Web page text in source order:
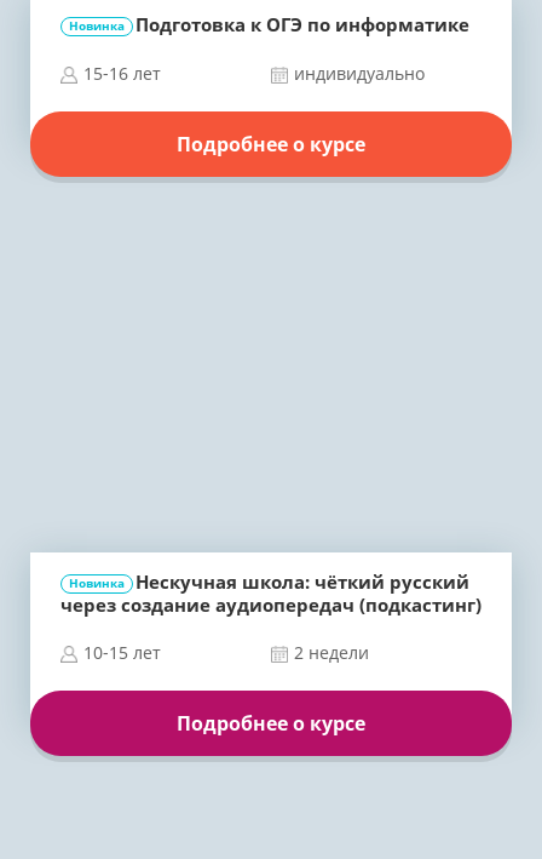
Новинка Подготовка к ОГЭ по информатике
15-16 лет индивидуально
Подробнее о курсе
Новинка
Нескучная школа: чёткий русский
через создание аудиопередач (подкастинг)
10-15 лет 2 недели
Подробнее о курсе